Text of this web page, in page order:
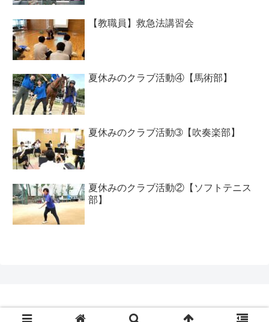
【教職員】救急法講習会
夏休みのクラブ活動④【馬術部】
夏休みのクラブ活動➂【吹奏楽部】
夏休みのクラブ活動②【ソフトテニス
部】